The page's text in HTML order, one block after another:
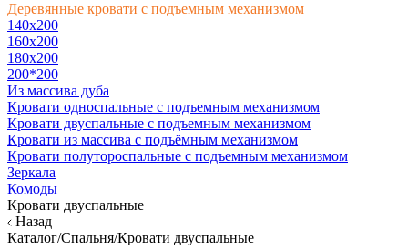
Деревянные кровати с подъемным механизмом
140x200
160х200
180х200
200*200
Из массива дуба
Кровати односпальные с подъемным механизмом
Кровати двуспальные с подъемным механизмом
Кровати из массива с подъёмным механизмом
Кровати полутороспальные с подъемным механизмом
Зеркала
Комоды
Кровати двуспальные
Назад
Каталог/Спальня/Кровати двуспальные